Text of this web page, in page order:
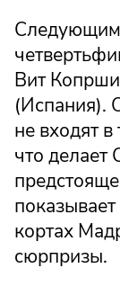
Следующим
Вит
(Испания).
не входят
что
кортах
сюрпризы.